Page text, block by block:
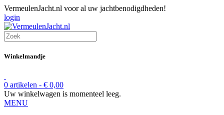
VermeulenJacht.nl voor al uw jachtbenodigdheden!
login
Winkelmandje
0 artikelen - € 0,00
Uw winkelwagen is momenteel leeg.
MENU